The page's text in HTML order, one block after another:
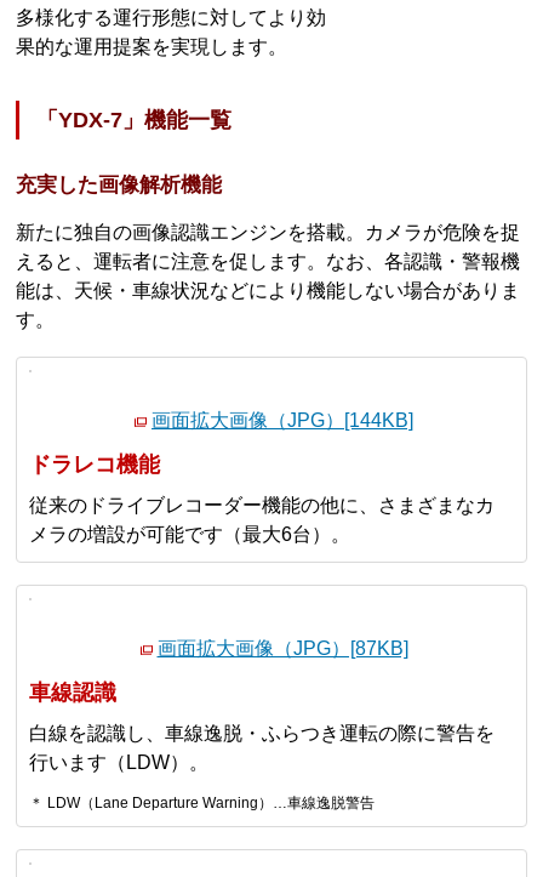
多様化する運行形態に対してより効
果的な運用提案を実現します。
「YDX-7」機能一覧
充実した画像解析機能
新たに独自の画像認識エンジンを搭載。カメラが危険を捉
えると、運転者に注意を促します。なお、各認識・警報機
能は、天候・車線状況などにより機能しない場合がありま
す。
画面拡大画像（JPG）[144KB]
ドラレコ機能
従来のドライブレコーダー機能の他に、さまざまなカ
メラの増設が可能です（最大6台）。
画面拡大画像（JPG）[87KB]
車線認識
白線を認識し、車線逸脱・ふらつき運転の際に警告を
行います（LDW）。
＊ LDW（Lane Departure Warning）…車線逸脱警告